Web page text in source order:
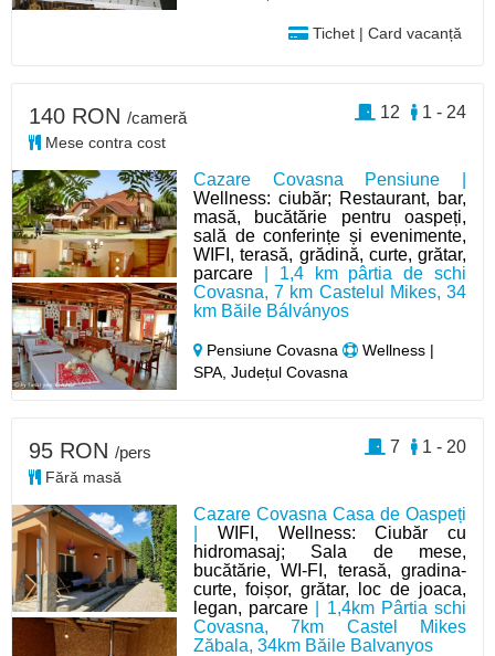
Tichet | Card vacanță
Cazare Covasna Pensiune |
Wellness: ciubăr; Restaurant, bar,
masă, bucătărie pentru oaspeți,
sală de conferințe și evenimente,
WIFI, terasă, grădină, curte, grătar,
parcare | 1,4 km pârtia de schi
Covasna, 7 km Castelul Mikes, 34
km Băile Bálványos
Pensiune Covasna
Wellness |
SPA, Județul Covasna
140 RON /cameră
Mese contra cost
1 - 24
12
Cazare Covasna Casa de Oaspeți
WIFI, Wellness: Ciubăr cu
hidromasaj; Sala de mese,
bucătărie, WI-FI, terasă, gradina-
curte, foișor, grătar, loc de joaca,
legan, parcare | 1,4km Pârtia schi
Covasna, 7km Castel Mikes
Zăbala, 34km Băile Balvanyos
95 RON /pers
Fără masă
1 - 20
7